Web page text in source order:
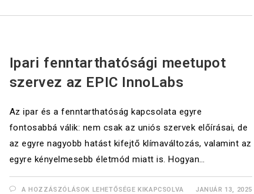
Ipari fenntarthatósági meetupot
szervez az EPIC InnoLabs
Az ipar és a fenntarthatóság kapcsolata egyre
fontosabbá válik: nem csak az uniós szervek előírásai, de
az egyre nagyobb hatást kifejtő klímaváltozás, valamint az
egyre kényelmesebb életmód miatt is. Hogyan…
A HOZZÁSZÓLÁSOK LEHETŐSÉGE KIKAPCSOLVA JANUÁR 13, 2025